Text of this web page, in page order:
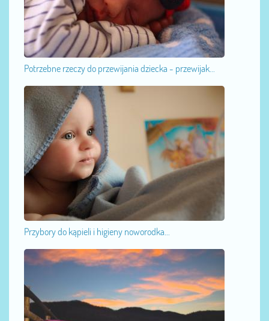
Potrzebne rzeczy do przewijania dziecka - przewijak...
Przybory do kąpieli i higieny noworodka...